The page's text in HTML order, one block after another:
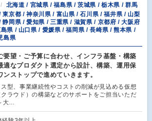
北海道 / 宮城県 / 福島県 / 茨城県 / 栃木県 / 群馬
東京都 / 神奈川県 / 富山県 / 石川県 / 福井県 / 山梨
静岡県 / 愛知県 / 三重県 / 滋賀県 / 京都府 / 大阪府
県 / 山口県 / 愛媛県 / 福岡県 / 長崎県 / 熊本県 /
島県
要望・ご予算に合わせ、インフラ基盤・構築
適なプロダクト選定から設計、構築、運用保
ンストップで進めていきます。
型、事業継続性やコストの削減が見込める仮想
ラウド）の構築などのサポートをご担当いただ
大…